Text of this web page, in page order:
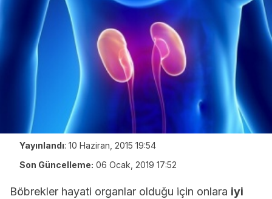
Yayınlandı: 10 Haziran, 2015 19:54
Son Güncelleme: 06 Ocak, 2019 17:52
Böbrekler hayati organlar olduğu için onlara iyi